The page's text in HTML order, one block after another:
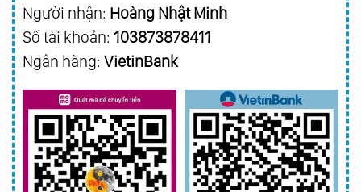
Người nhận: Hoàng Nhật Minh
Số tài khoản: 103873878411
Ngân hàng: VietinBank